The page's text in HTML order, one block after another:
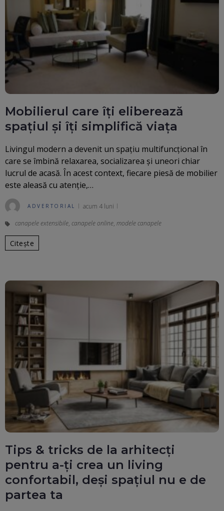
Mobilierul care îți eliberează
spațiul și îți simplifică viața
Livingul modern a devenit un spațiu multifuncțional în
care se îmbină relaxarea, socializarea și uneori chiar
lucrul de acasă. În acest context, fiecare piesă de mobilier
este aleasă cu atenție,…
ADVERTORIAL acum 4 luni
canapele extensibile, canapele online, modele canapele
Citește
Tips & tricks de la arhitecți
pentru a-ți crea un living
confortabil, deși spațiul nu e de
partea ta